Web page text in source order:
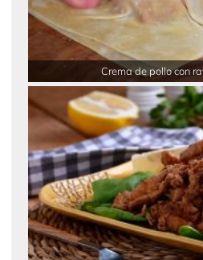
Crema de pollo con